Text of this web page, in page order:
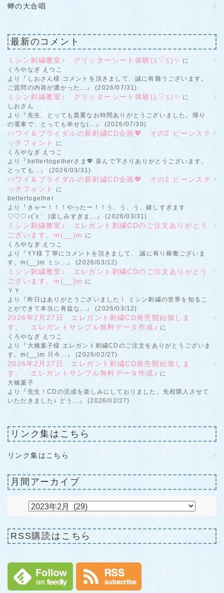
蝉の大合唱
最新のコメント
ミシン刺繍教室♪ グリッターシート体験(≧▽≦)✨ に
くろやなぎ えつこ
より『しおさん様 コメントを頂きまして、誠に有難うございます。
ご質問の内容が濃かった...』 (2026/07/31)
ミシン刺繍教室♪ グリッターシート体験(≧▽≦)✨ に
しおさん
より『先生、とっても貴重なお時間ありがとうございました。帰り
の電車で、とっても幸せな(...』 (2026/07/30)
ハワイ＆ブライダルの新刺繍CD企画💖 その2 ビーンステ
ッチフォント
に
くろやなぎ えつこ
より『bettertogetherさま💖 喜んで下さりありがとうございます。
とっても...』 (2026/03/31)
ハワイ＆ブライダルの新刺繍CD企画💖 その2 ビーンステ
ッチフォント
に
bettertogether
より『きゃー！！！やったー！！う、う、う、嬉しすぎます
♡♡♡♪(´ε｀ )楽しみすぎま...』 (2026/03/31)
ミシン刺繍教室♪ エレガント刺繍CDのご注文ありがとう
ございます。m(__)m に
くろやなぎ えつこ
より『YY様 丁寧にコメントを頂きまして、 誠に有り稼働ございま
す。m(__)m ミシ...』 (2026/03/12)
ミシン刺繍教室♪ エレガント刺繍CDのご注文ありがとう
ございます。m(__)m に
ＹＹ
より『昨日はありがとうございました！ ミシン刺繍の世界を知るこ
とができて本当に有益な...』 (2026/03/12)
2026年2月27日 エレガント刺繍CD発売開始致しま
す。 エレガントサンプル無料データ作成♪ に
くろやなぎ えつこ
より『大橋葉子様 エレガント刺繍CDのご注文をありがとうございま
す。m(__)m 只今...』 (2026/02/27)
2026年2月27日 エレガント刺繍CD発売開始致しま
す。 エレガントサンプル無料データ作成♪ に
大橋葉子
より『先生！CDの完成を楽しみにしておりました。先程購入させて
いただきました♪ どう...』 (2026/02/27)
リンク集はこちら
リンク集はこちら
月間アーカイブ
RSS購読はこちら